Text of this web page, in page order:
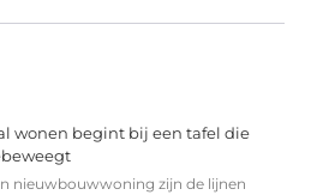
wonen begint bij een tafel die
nieuwbouwwoning zijn de lijnen